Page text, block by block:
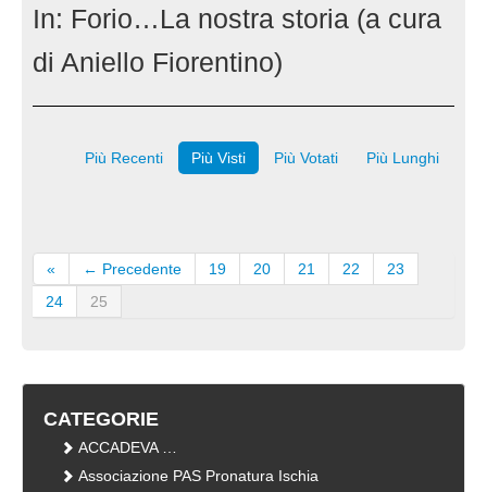
In: Forio…La nostra storia (a cura
di Aniello Fiorentino)
Più Recenti Più Visti Più Votati Più Lunghi
« ← Precedente 19 20 21 22
23
24
25
CATEGORIE
ACCADEVA …
Associazione PAS Pronatura Ischia